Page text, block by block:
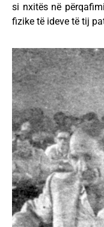
si nxitës në
fizike të ideve të tij